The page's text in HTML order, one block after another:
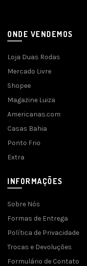
ONDE VENDEMOS
Loja Duas Rodas
Mercado Livre
Shopee
Magazine Luiza
Americanas.com
Casas Bahia
Ponto Frio
Extra
INFORMAÇÕES
Sobre Nós
Formas de Entrega
Política de Privacidade
Trocas e Devoluções
Formulário de Contato